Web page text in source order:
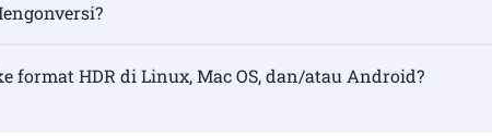
format HDR di Linux, Mac OS, dan/atau Android?